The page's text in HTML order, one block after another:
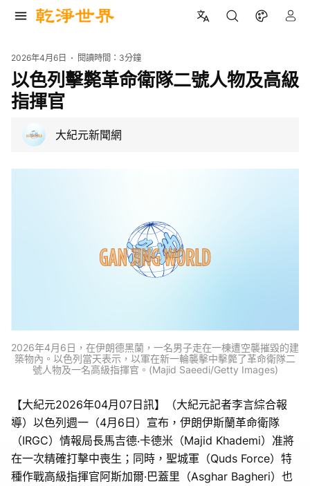
2026年4月6日 閱讀時間： 3分鐘
以色列擊斃革命衛隊二號人物及高級
指揮官
大紀元新聞網
2026年4月6日，在伊朗德黑蘭，一名男子走在一棟遭空襲摧毀的建
築物內。以色列當天表示，以軍在新一輪襲擊中擊斃了革命衛隊二
號人物及一名高級指揮官。(Majid Saeedi/Getty Images)
【大紀元2026年04月07日訊】（大紀元記者李言綜合報
導）以色列週一（4月6日）宣布，伊朗伊斯蘭革命衛隊
（IRGC）情報局長馬吉德‧卡德米（Majid Khademi）准將
在一次精確打擊中喪生；同時，聖城軍（Quds Force）特
種作戰高級指揮官阿斯加爾·巴蓋里（Asghar Bagheri）也